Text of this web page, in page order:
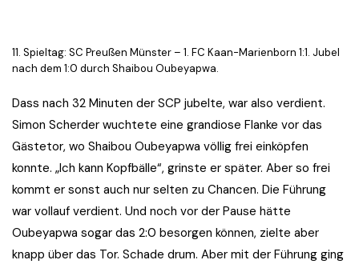
11. Spieltag: SC Preußen Münster – 1. FC Kaan-Marienborn 1:1. Jubel
nach dem 1:0 durch Shaibou Oubeyapwa.
Dass nach 32 Minuten der SCP jubelte, war also verdient.
Simon Scherder wuchtete eine grandiose Flanke vor das
Gästetor, wo Shaibou Oubeyapwa völlig frei einköpfen
konnte. „Ich kann Kopfbälle“, grinste er später. Aber so frei
kommt er sonst auch nur selten zu Chancen. Die Führung
war vollauf verdient. Und noch vor der Pause hätte
Oubeyapwa sogar das 2:0 besorgen können, zielte aber
knapp über das Tor. Schade drum. Aber mit der Führung ging